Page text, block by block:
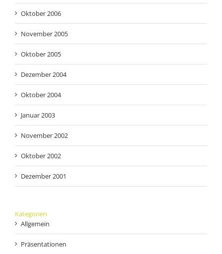
Oktober 2006
November 2005
Oktober 2005
Dezember 2004
Oktober 2004
Januar 2003
November 2002
Oktober 2002
Dezember 2001
Kategorien
Allgemein
Präsentationen